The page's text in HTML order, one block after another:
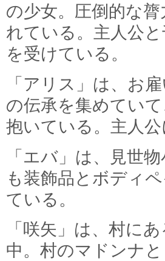
の少女。圧倒的な
れている。主人公
を受けている。
「アリス」は、お
の伝承を集めてい
抱いている。主人
「エバ」は、見世
も装飾品とボディ
ている。
「咲矢」は、村に
中。村のマドンナ